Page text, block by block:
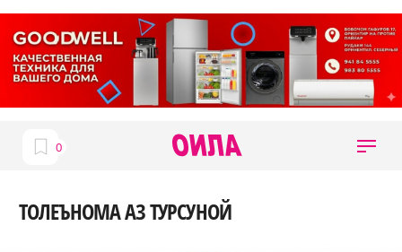
ТОЛЕЪНОМА АЗ ТУРСУНОЙ